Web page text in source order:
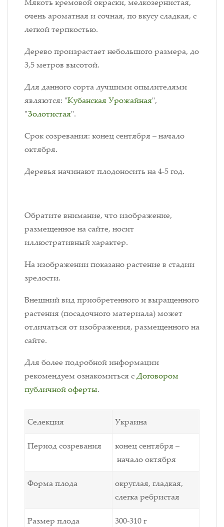
очень ароматная и сочная, по вкусу сладкая, с
легкой терпкостью.
Дерево произрастает небольшого размера, до
3,5 метров высотой.
Для данного сорта лучшими опылителями
являются: "Кубанская Урожайная",
"Золотистая".
Срок созревания: конец сентября – начало
октября.
Деревья начинают плодоносить на 4-5 год.
Обратите внимание, что изображение,
размещенное на сайте, носит
иллюстративный характер.
На изображении показано растение в стадии
зрелости.
Внешний вид приобретенного и выращенного
растения (посадочного материала) может
отличаться от изображения, размещенного на
сайте.
Для более подробной информации
рекомендуем ознакомиться сДоговором
публичной оферты.
Селекция Украина
Период созревания
конец сентября –
начало октября
Форма плода
округлая, гладкая,
слегка ребристая
Размер плода 300-310 г